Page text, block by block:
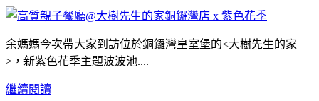
余媽媽今次帶大家到訪位於銅鑼灣皇室堡的<大樹先生的家
>，新紫色花季主題波波池....
繼續閱讀